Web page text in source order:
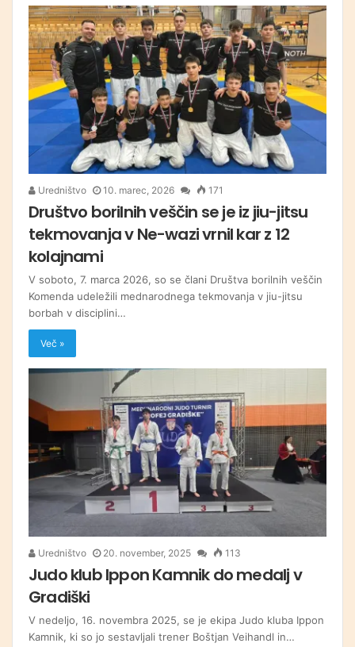
Uredništvo 10. marec, 2026 171
Društvo borilnih veščin se je iz jiu-jitsu
tekmovanja v Ne-wazi vrnil kar z 12
kolajnami
V soboto, 7. marca 2026, so se člani Društva borilnih veščin
Komenda udeležili mednarodnega tekmovanja v jiu-jitsu
borbah v disciplini…
Več »
Uredništvo 20. november, 2025 113
Judo klub Ippon Kamnik do medalj v
Gradiški
V nedeljo, 16. novembra 2025, se je ekipa Judo kluba Ippon
Kamnik, ki so jo sestavljali trener Boštjan Veihandl in…